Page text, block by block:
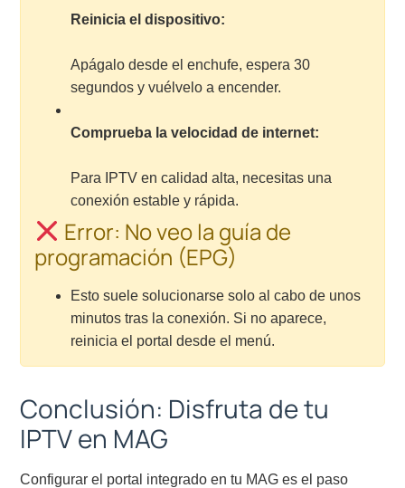
Reinicia el dispositivo:
Apágalo desde el enchufe, espera 30
segundos y vuélvelo a encender.
Comprueba la velocidad de internet:
Para IPTV en calidad alta, necesitas una
conexión estable y rápida.
Error: No veo la guía de
programación (EPG)
Esto suele solucionarse solo al cabo de unos
minutos tras la conexión. Si no aparece,
reinicia el portal desde el menú.
Conclusión: Disfruta de tu
IPTV en MAG
Configurar el portal integrado en tu MAG es el paso